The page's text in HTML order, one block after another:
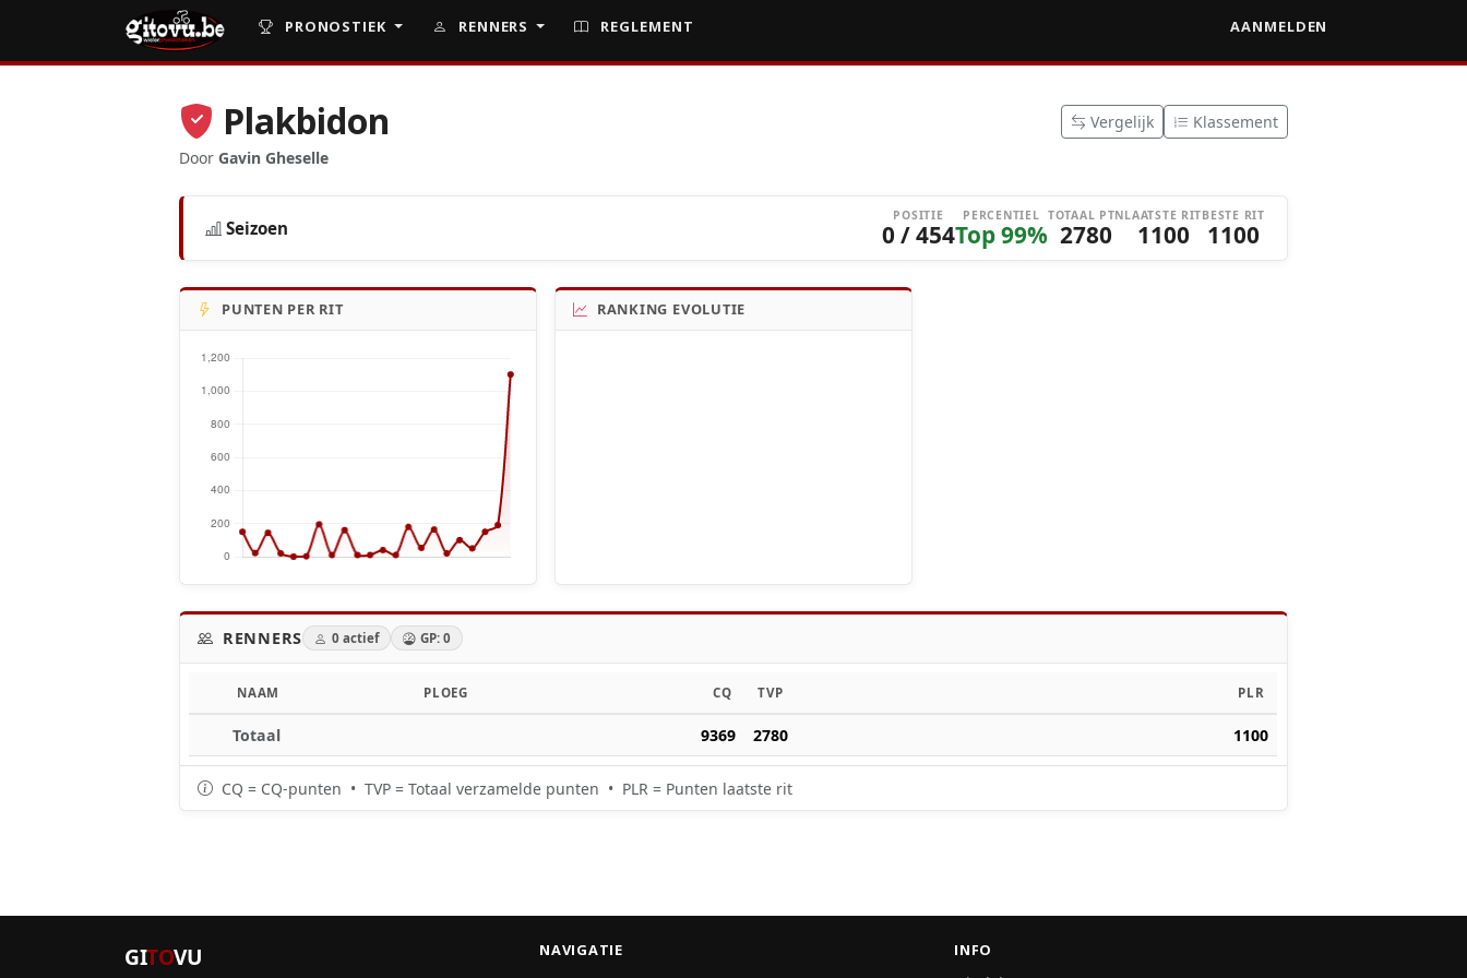
PRONOSTIEK RENNERS REGLEMENT AANMELDEN
Plakbidon
DoorGavin Gheselle
Vergelijk Klassement
Seizoen
POSITIE
0 / 454
PERCENTIEL
Top 99%
TOTAAL PTN
2780
LAATSTE RIT
1100
BESTE RIT
1100
PUNTEN PER RIT RANKING EVOLUTIE
RENNERS 0 actief GP: 0
NAAM PLOEG CQ TVP PLR
Totaal 9369 2780 1100
CQ = CQ-punten • TVP = Totaal verzamelde punten • PLR = Punten laatste rit
GITOVU NAVIGATIE INFO